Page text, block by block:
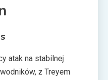
atak na stabilnej
z Treyem